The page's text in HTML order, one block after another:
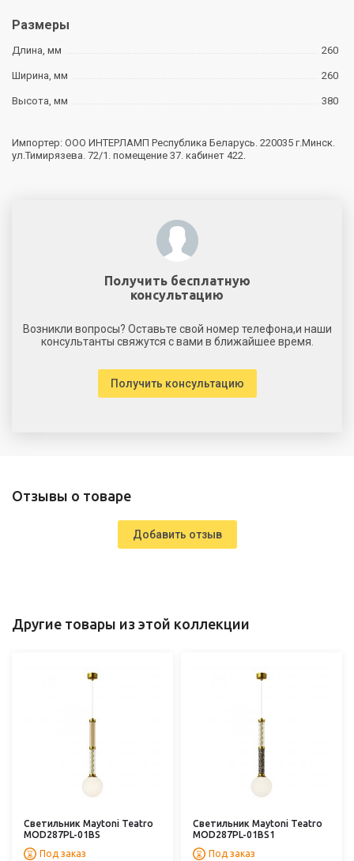
Размеры
Длина, мм 260
Ширина, мм 260
Высота, мм 380
Импортер: ООО ИНТЕРЛАМП Республика Беларусь. 220035 г.Минск.
ул.Тимирязева. 72/1. помещение 37. кабинет 422.
Получить бесплатную
консультацию
Возникли вопросы? Оставьте свой номер телефона,и наши
консультанты свяжутся с вами в ближайшее время.
Получить консультацию
Отзывы о товаре
Добавить отзыв
Другие товары из этой коллекции
Светильник Maytoni Teatro
MOD287PL-01BS
Под заказ
Светильник Maytoni Teatro
MOD287PL-01BS1
Под заказ